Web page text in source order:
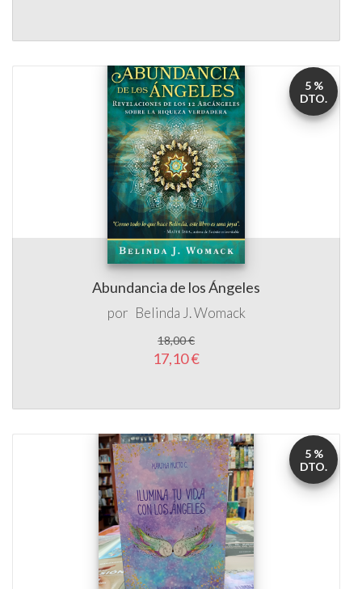
Abundancia de los Ángeles
por Belinda J. Womack
18,00 €
17,10 €
5 %
DTO.
5 %
DTO.